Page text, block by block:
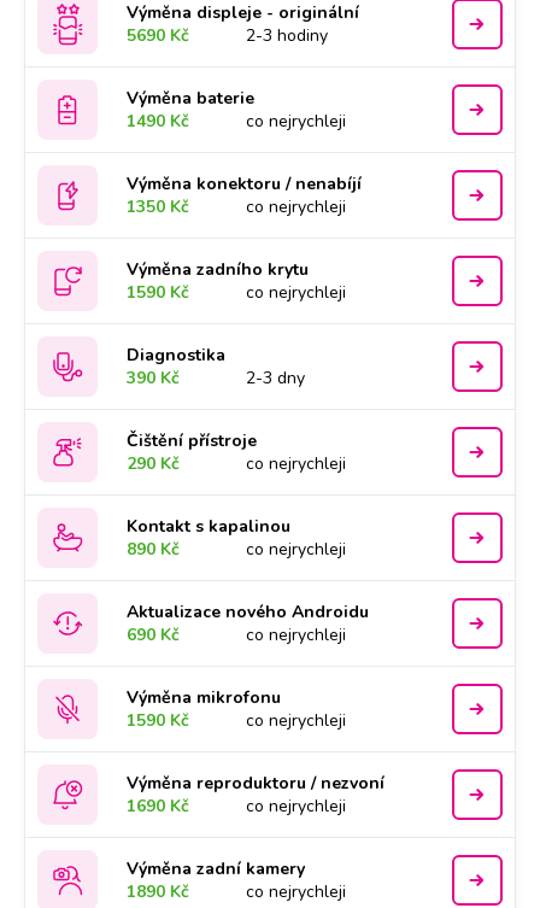
Výměna displeje - originální
5690 Kč
2-3 hodiny
Výměna baterie
1490 Kč
co nejrychleji
Výměna konektoru / nenabíjí
1350 Kč
co nejrychleji
Výměna zadního krytu
1590 Kč
co nejrychleji
Diagnostika
390 Kč
2-3 dny
Čištění přístroje
290 Kč
co nejrychleji
Kontakt s kapalinou
890 Kč
co nejrychleji
Aktualizace nového Androidu
690 Kč
co nejrychleji
Výměna mikrofonu
1590 Kč
co nejrychleji
Výměna reproduktoru / nezvoní
1690 Kč
co nejrychleji
Výměna zadní kamery
1890 Kč
co nejrychleji